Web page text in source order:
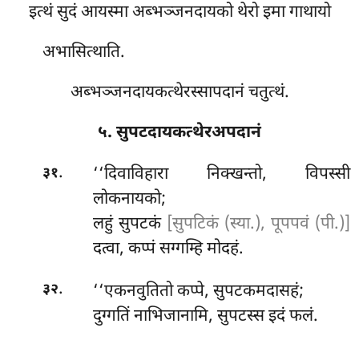
इत्थंसुदं आयस्मा अब्भञ्जनदायको थेरो इमा गाथायो
अभासित्थाति.
अब्भञ्जनदायकत्थेरस्सापदानं चतुत्थं.
५. सुपटदायकत्थेरअपदानं
३१. ‘‘दिवाविहारा निक्खन्तो, विपस्सी
लोकनायको;
लहुं सुपटकं [सुपटिकं (स्या.), पूपपवं (पी.)]
दत्वा, कप्पं सग्गम्हि मोदहं.
३२.
‘‘एकनवुतितो कप्पे, सुपटकमदासहं;
दुग्गतिं नाभिजानामि, सुपटस्स इदं फलं.